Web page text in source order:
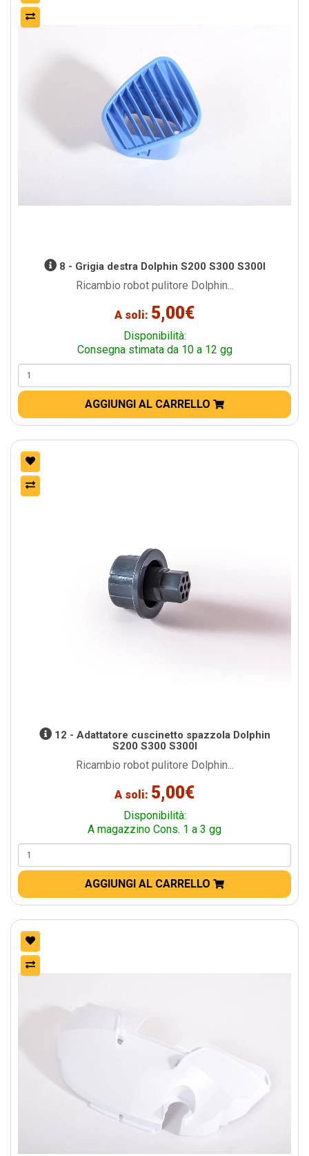
8 - Grigia destra Dolphin S200 S300 S300I
Ricambio robot pulitore Dolphin...
A soli: 5,00€
Disponibilità:
Consegna stimata da 10 a 12 gg
AGGIUNGI AL CARRELLO
12 - Adattatore cuscinetto spazzola Dolphin
S200 S300 S300I
Ricambio robot pulitore Dolphin...
A soli: 5,00€
Disponibilità:
A magazzino Cons. 1 a 3 gg
AGGIUNGI AL CARRELLO